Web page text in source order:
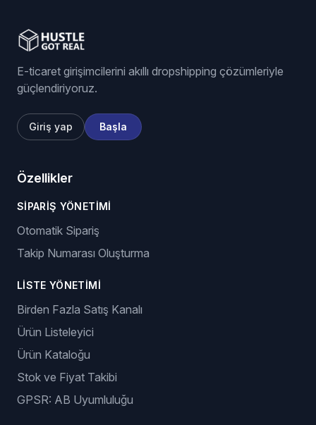
E-ticaret girişimcilerini akıllı dropshipping çözümleriyle
güçlendiriyoruz.
Giriş yap Başla
Özellikler
SIPARIŞ YÖNETIMI
Otomatik Sipariş
Takip Numarası Oluşturma
LISTE YÖNETIMI
Birden Fazla Satış Kanalı
Ürün Listeleyici
Ürün Kataloğu
Stok ve Fiyat Takibi
GPSR: AB Uyumluluğu